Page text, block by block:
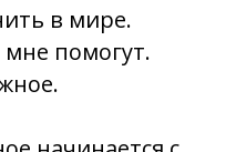
в мире.
помогут.